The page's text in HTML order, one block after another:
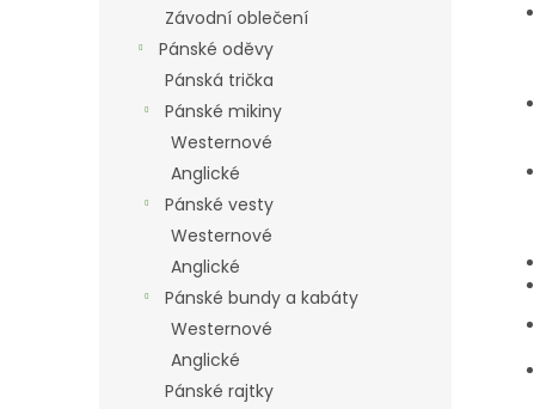
Závodní oblečení
Pánské oděvy
Pánská trička
Pánské mikiny
Westernové
Anglické
Pánské vesty
Westernové
Anglické
Pánské bundy a kabáty
Westernové
Anglické
Pánské rajtky